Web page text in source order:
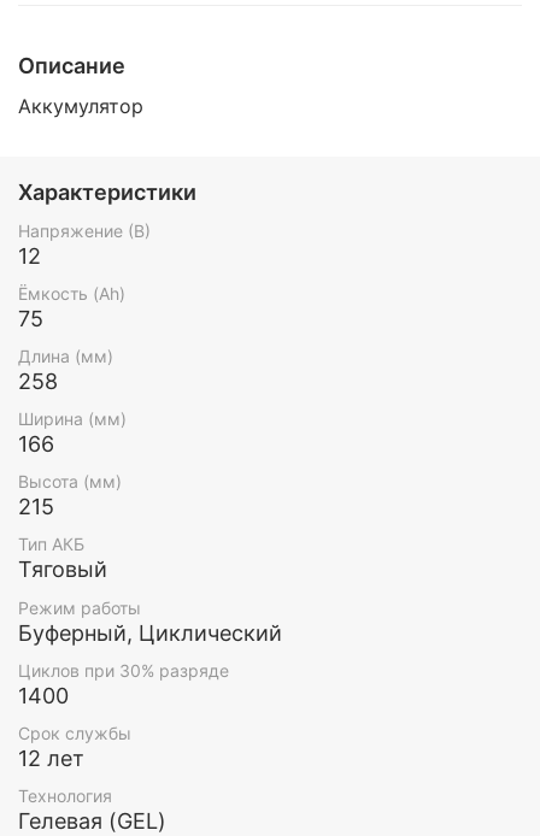
Описание
Аккумулятор
Характеристики
Напряжение (В)
12
Ёмкость (Ah)
75
Длина (мм)
258
Ширина (мм)
166
Высота (мм)
215
Тип АКБ
Тяговый
Режим работы
Буферный, Циклический
Циклов при 30% разряде
1400
Срок службы
12 лет
Технология
Гелевая (GEL)